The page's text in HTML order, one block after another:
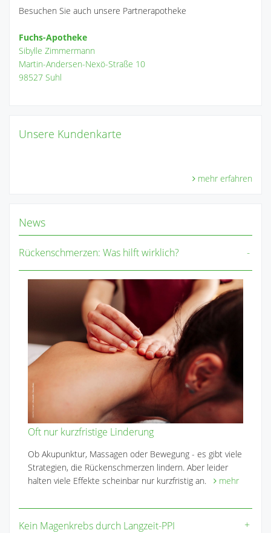
Besuchen Sie auch unsere Partnerapotheke
Fuchs-Apotheke
Sibylle Zimmermann
Martin-Andersen-Nexö-Straße 10
98527 Suhl
Unsere Kundenkarte
mehr erfahren
News
Rückenschmerzen: Was hilft wirklich?
Oft nur kurzfristige Linderung
Ob Akupunktur, Massagen oder Bewegung - es gibt viele
Strategien, die Rückenschmerzen lindern. Aber leider
halten viele Effekte scheinbar nur kurzfristig an.
mehr
Kein Magenkrebs durch Langzeit-PPI